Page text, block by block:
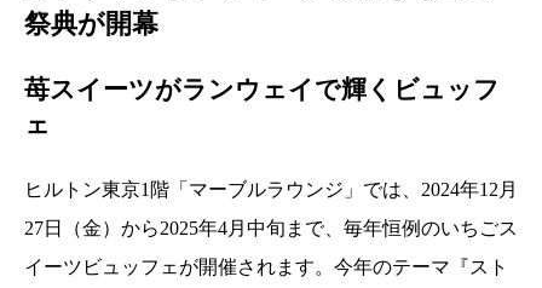
祭典が開幕
苺スイーツがランウェイで輝くビュッフ
ェ
ヒルトン東京1階「マーブルラウンジ」では、2024年12月
27日（金）から2025年4月中旬まで、毎年恒例のいちごス
イーツビュッフェが開催されます。今年のテーマ『スト